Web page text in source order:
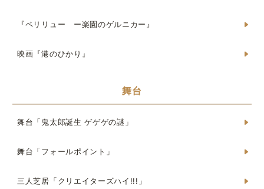
『ペリリュー ー楽園のゲルニカー』
映画『港のひかり』
舞台
舞台「鬼太郎誕生 ゲゲゲの謎」
舞台「フォールポイント」
三人芝居「クリエイターズハイ!!!」